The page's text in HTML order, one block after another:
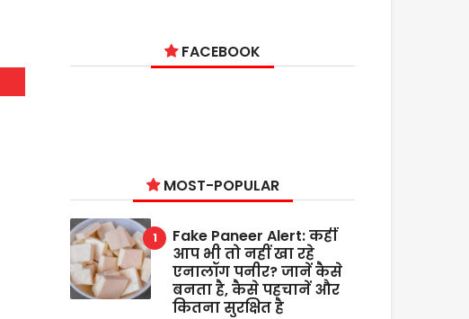
FACEBOOK
MOST-POPULAR
Fake Paneer Alert: कहीं
आप भी तो नहीं खा रहे
एनालॉग पनीर? जानें कैसे
बनता है, कैसे पहचानें और
कितना सुरक्षित है